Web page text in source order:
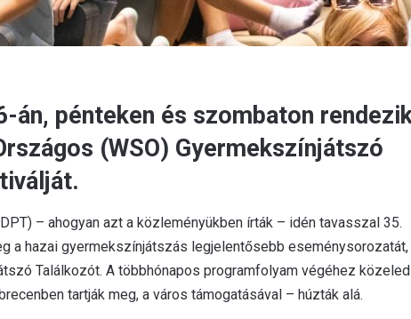
án, pénteken és szombaton
(WSO) Gyermekszínjátszó
– ahogyan azt a közleményükben írták – idén tavasszal 35.
a hazai gyermekszínjátszás legjelentősebb eseménysorozatát,
Találkozót. A többhónapos programfolyam végéhez
tartják meg, a város támogatásával – húzták alá.